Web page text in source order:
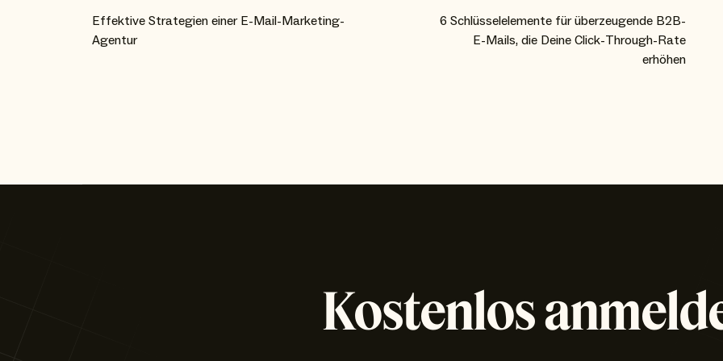
Effektive Strategien einer E-Mail-Marketing-
Agentur
6 Schlüsselelemente für überzeugende B2B-
E-Mails, die Deine Click-Through-Rate
erhöhen
Kostenlos